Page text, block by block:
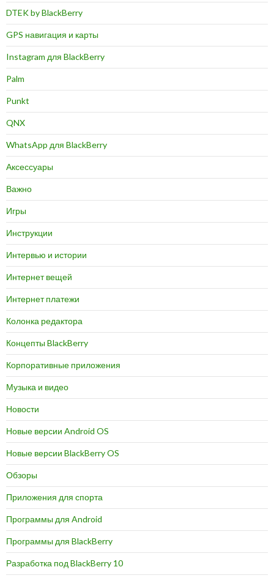
DTEK by BlackBerry
GPS навигация и карты
Instagram для BlackBerry
Palm
Punkt
QNX
WhatsApp для BlackBerry
Аксессуары
Важно
Игры
Инструкции
Интервью и истории
Интернет вещей
Интернет платежи
Колонка редактора
Концепты BlackBerry
Корпоративные приложения
Музыка и видео
Новости
Новые версии Android OS
Новые версии BlackBerry OS
Обзоры
Приложения для спорта
Программы для Android
Программы для BlackBerry
Разработка под BlackBerry 10